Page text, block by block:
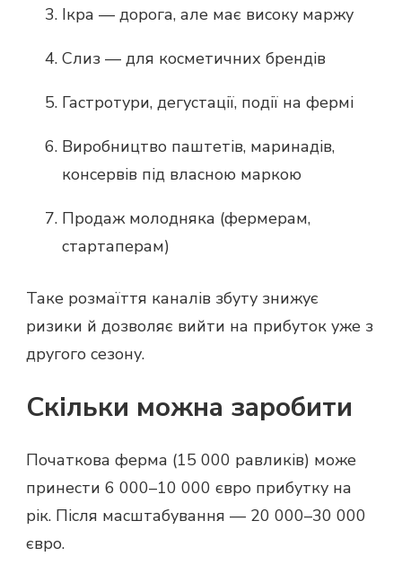
Ікра — дорога, але має високу маржу
Слиз — для косметичних брендів
Гастротури, дегустації, події на фермі
Виробництво паштетів, маринадів,
консервів під власною маркою
Продаж молодняка (фермерам,
стартаперам)
Таке розмаїття каналів збуту знижує
ризики й дозволяє вийти на прибуток уже з
другого сезону.
Скільки можна заробити
Початкова ферма (15 000 равликів) може
принести 6 000–10 000 євро прибутку на
рік. Після масштабування — 20 000–30 000
євро.